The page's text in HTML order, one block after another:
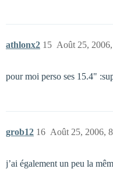
athlonx2 Août 25,
15
pour moi perso ses 15.4"
grob12 Août 25, 2006,
16
j’ai également un peu la